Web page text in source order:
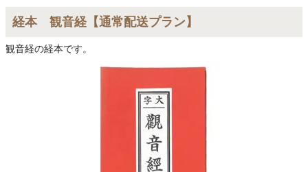
経本 観音経【通常配送プラン】
観音経の経本です。